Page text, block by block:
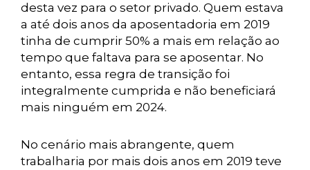
desta vez para o setor privado. Quem estava
a até dois anos da aposentadoria em 2019
tinha de cumprir 50% a mais em relação ao
tempo que faltava para se aposentar. No
entanto, essa regra de transição foi
integralmente cumprida e não beneficiará
mais ninguém em 2024.
No cenário mais abrangente, quem
trabalharia por mais dois anos em 2019 teve